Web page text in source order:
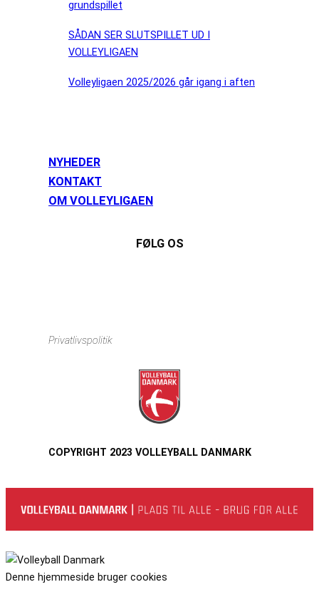
grundspillet
SÅDAN SER SLUTSPILLET UD I
VOLLEYLIGAEN
Volleyligaen 2025/2026 går igang i aften
NYHEDER
KONTAKT
OM VOLLEYLIGAEN
FØLG OS
Privatlivspolitik
COPYRIGHT 2023 VOLLEYBALL DANMARK
Denne hjemmeside bruger cookies